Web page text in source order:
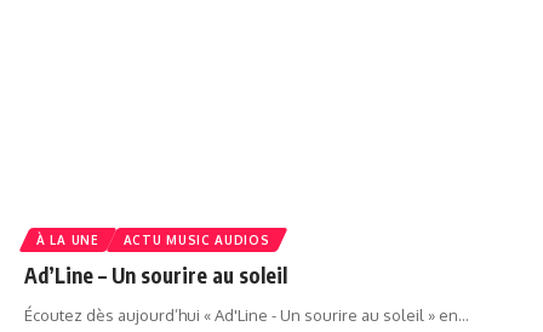
À LA UNE ACTU MUSIC AUDIOS
Ad’Line – Un sourire au soleil
Écoutez dès aujourd’hui « Ad'Line - Un sourire au soleil » en…